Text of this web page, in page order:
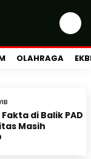
OLAHRAGA
di Balik PAD
Masih